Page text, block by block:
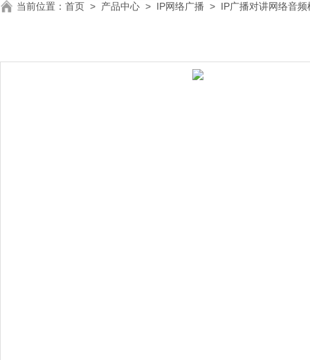
当前位置： 首页 > 产品中心 > IP网络广播 > IP广播对讲网络音频